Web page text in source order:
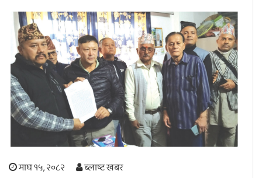
खेलकुद
स्वास्थ्य
अपराध
छापा समाचार
छापा संस्करण अर्थ बिचार
माघ १५, २०८२ ब्लाष्ट खबर